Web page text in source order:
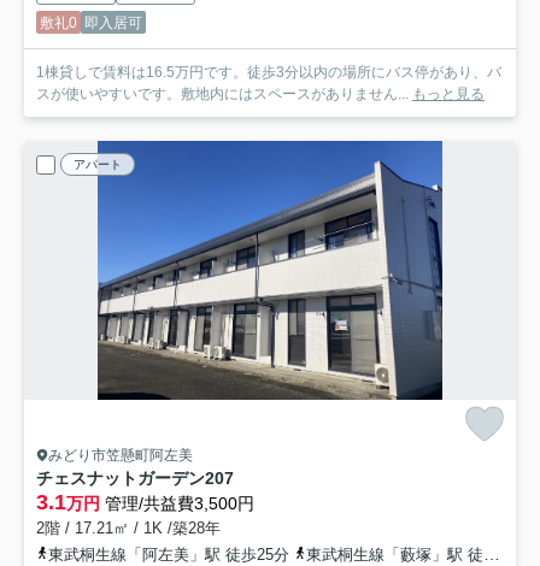
敷礼0 即入居可
1棟貸しで賃料は16.5万円です。徒歩3分以内の場所にバス停があり、バ
スが使いやすいです。敷地内にはスペースがありません... もっと見る
アパート
みどり市笠懸町阿左美
チェスナットガーデン207
3.1万円 管理/共益費3,500円
2階 / 17.21㎡ / 1K /築28年
東武桐生線「阿左美」駅 徒歩25分
東武桐生線「藪塚」駅 徒歩35分